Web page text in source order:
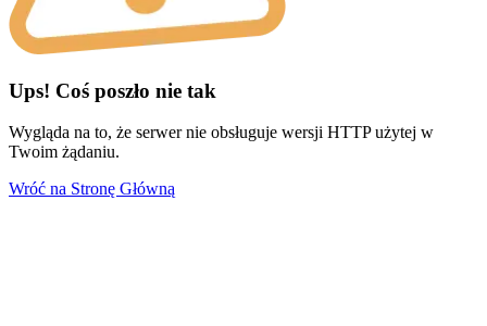
Ups! Coś poszło nie tak
Wygląda na to, że serwer nie obsługuje wersji HTTP użytej w
Twoim żądaniu.
Wróć na Stronę Główną